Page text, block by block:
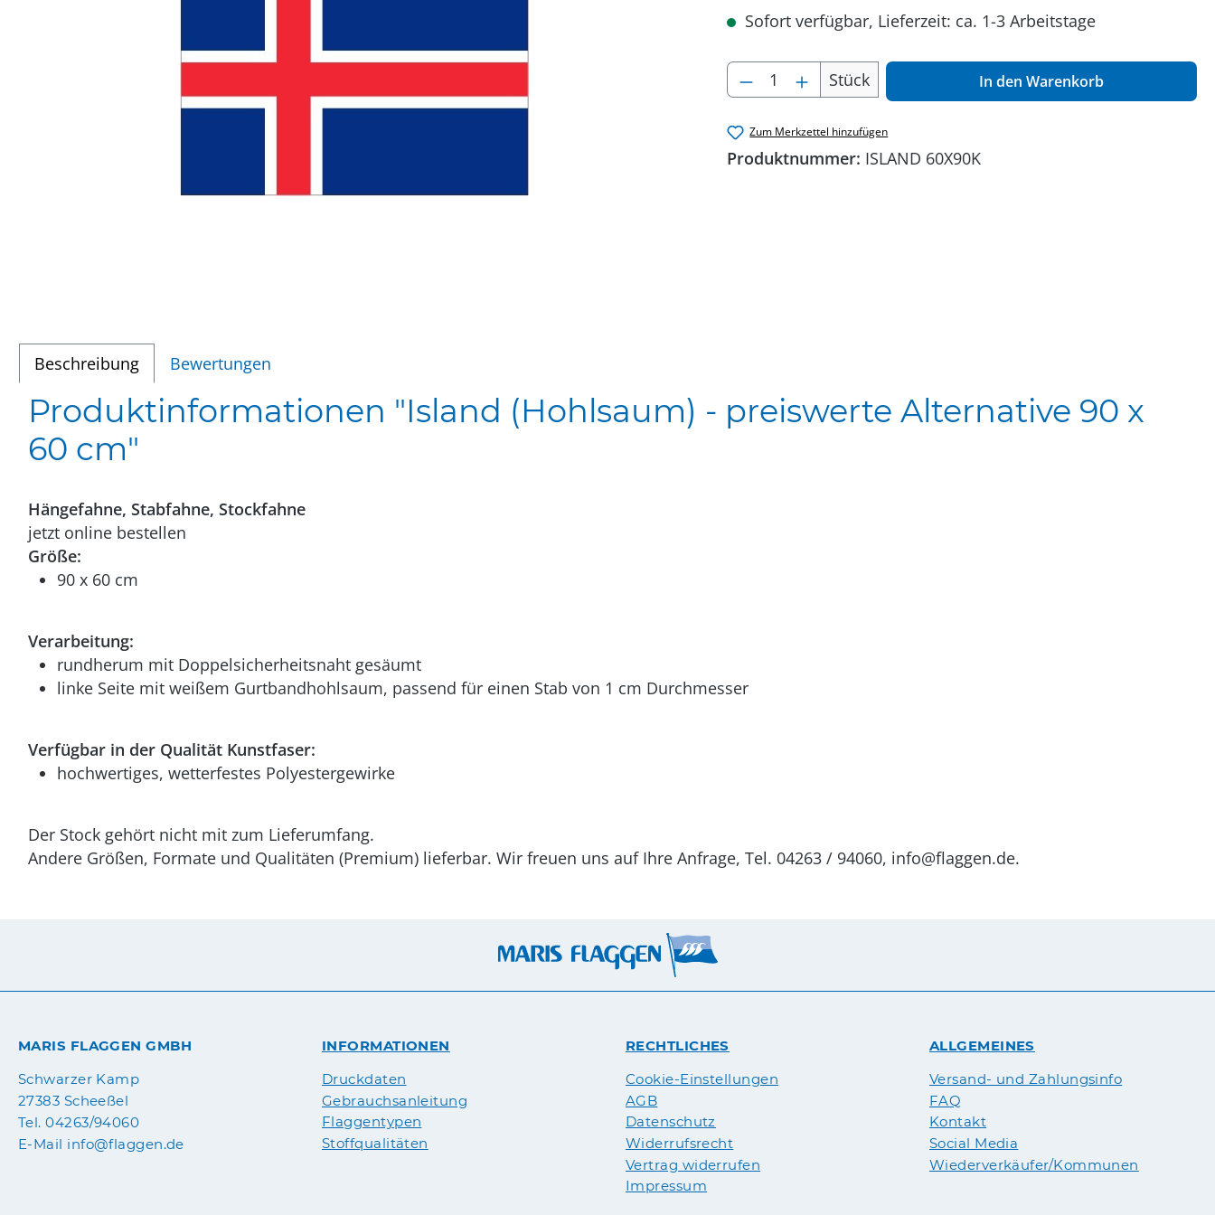
Sofort verfügbar, Lieferzeit: ca. 1-3 Arbeitstage
Produkt Anzahl: Gib den gewünschten Wert
Stück In den Warenkorb
Zum Merkzettel hinzufügen
Produktnummer: ISLAND 60X90K
Beschreibung Bewertungen
Produktinformationen "Island (Hohlsaum) - preiswerte Alternative 90 x
60 cm"
Hängefahne, Stabfahne, Stockfahne
jetzt online bestellen
Größe:
90 x 60 cm
Verarbeitung:
rundherum mit Doppelsicherheitsnaht gesäumt
linke Seite mit weißem Gurtbandhohlsaum, passend für einen Stab von 1 cm Durchmesser
Verfügbar in der Qualität Kunstfaser:
hochwertiges, wetterfestes Polyestergewirke
Der Stock gehört nicht mit zum Lieferumfang.
Andere Größen, Formate und Qualitäten (Premium) lieferbar. Wir freuen uns auf Ihre Anfrage, Tel. 04263 / 94060, info@flaggen.de.
MARIS FLAGGEN GMBH
Schwarzer Kamp
27383 Scheeßel
Tel. 04263/94060
E-Mail info@flaggen.de
INFORMATIONEN
Druckdaten
Gebrauchsanleitung
Flaggentypen
Stoffqualitäten
RECHTLICHES
Cookie-Einstellungen
AGB
Datenschutz
Widerrufsrecht
Vertrag widerrufen
Impressum
ALLGEMEINES
Versand- und Zahlungsinfo
FAQ
Kontakt
Social Media
Wiederverkäufer/Kommunen